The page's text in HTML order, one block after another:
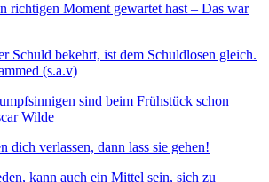
richtigen Moment gewartet hast – Das war
Schuld bekehrt, ist dem Schuldlosen gleich.
(s.a.v)
sind beim Frühstück schon
Wilde
dich verlassen, dann lass sie gehen!
kann auch ein Mittel sein, sich zu